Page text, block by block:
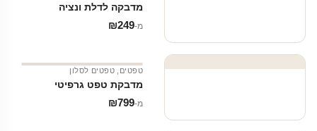
מדבקה לדלת ונציה
מ‑ ₪249
טפטים טפטים לסלון
מדבקת טפט גרפיטי
מ‑ ₪799